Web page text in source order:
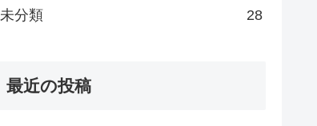
未分類 28
最近の投稿